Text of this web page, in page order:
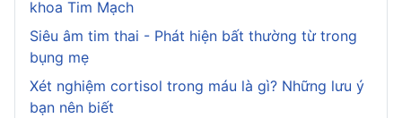
khoa Tim Mạch
Siêu âm tim thai - Phát hiện bất thường từ trong
bụng mẹ
Xét nghiệm cortisol trong máu là gì? Những lưu ý
bạn nên biết